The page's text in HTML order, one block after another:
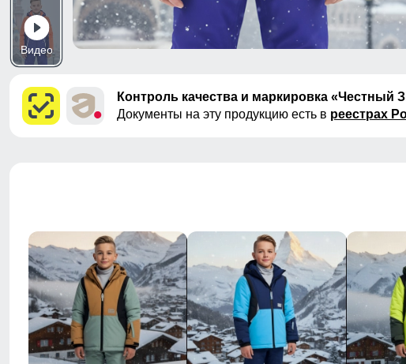
Видео
Контроль качества и маркировка «Честный
Документы на эту продукцию есть в реестрах